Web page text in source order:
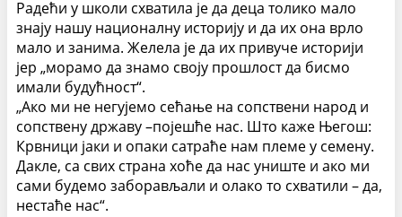
Радећи у школи схватила је да деца толико мало
знају нашу националну историју и да их она врло
мало и занима. Желела је да их привуче историји
јер „морамо да знамо своју прошлост да бисмо
имали будућност“.
„Ако ми не негујемо сећање на сопствени народ и
сопствену државу –појешће нас. Што каже Његош:
Крвници јаки и опаки сатраће нам племе у семену.
Дакле, са свих страна хоће да нас униште и ако ми
сами будемо заборављали и олако то схватили – да,
нестаће нас“.